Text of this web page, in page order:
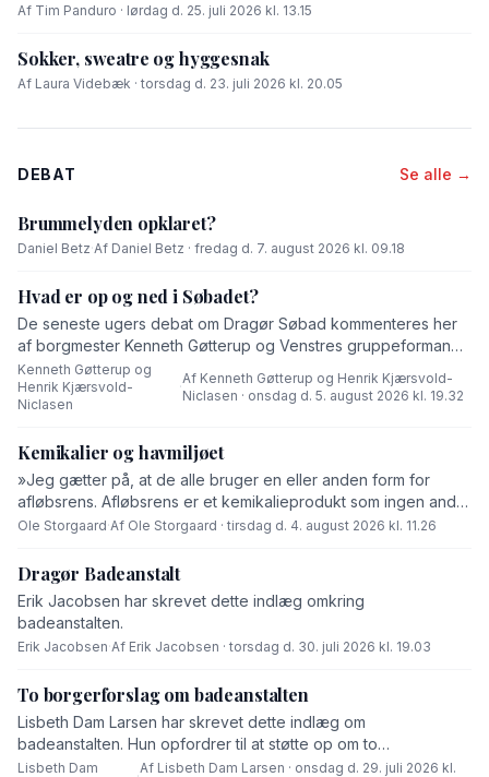
Af Tim Panduro · lørdag d. 25. juli 2026 kl. 13.15
Sokker, sweatre og hyggesnak
Af Laura Videbæk · torsdag d. 23. juli 2026 kl. 20.05
DEBAT Se alle →
Brummelyden opklaret?
Daniel Betz·Af Daniel Betz · fredag d. 7. august 2026 kl. 09.18
Hvad er op og ned i Søbadet?
De seneste ugers debat om Dragør Søbad kommenteres her
af borgmester Kenneth Gøtterup og Venstres gruppeformand
Henrik Kjærsvold-Niclasen.
Kenneth Gøtterup og
Henrik Kjærsvold-
Niclasen
·
Af Kenneth Gøtterup og Henrik Kjærsvold-
Niclasen · onsdag d. 5. august 2026 kl. 19.32
Kemikalier og havmiljøet
»Jeg gætter på, at de alle bruger en eller anden form for
afløbsrens. Afløbsrens er et kemikalieprodukt som ingen andre
end fabrikanten ved hvad består af,« skriver Ole Storgaard i
Ole Storgaard·Af Ole Storgaard · tirsdag d. 4. august 2026 kl. 11.26
Dragør Badeanstalt
Erik Jacobsen har skrevet dette indlæg omkring
badeanstalten.
Erik Jacobsen·Af Erik Jacobsen · torsdag d. 30. juli 2026 kl. 19.03
To borgerforslag om badeanstalten
Lisbeth Dam Larsen har skrevet dette indlæg om
badeanstalten. Hun opfordrer til at støtte op om to
borgerforslag.
Lisbeth Dam
Af Lisbeth Dam Larsen · onsdag d. 29. juli 2026 kl.